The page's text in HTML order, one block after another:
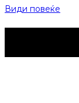
Види повеќе